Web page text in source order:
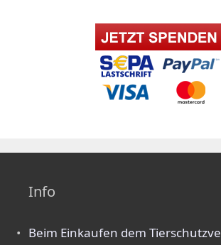
Info
Beim Einkaufen dem